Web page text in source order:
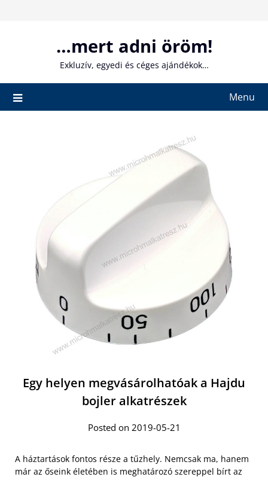
…mert adni öröm!
Exkluzív, egyedi és céges ajándékok…
Menu
Egy helyen megvásárolhatóak a Hajdu
bojler alkatrészek
Posted on 2019-05-21
A háztartások fontos része a tűzhely. Nemcsak ma, hanem
már az őseink életében is meghatározó szereppel bírt az